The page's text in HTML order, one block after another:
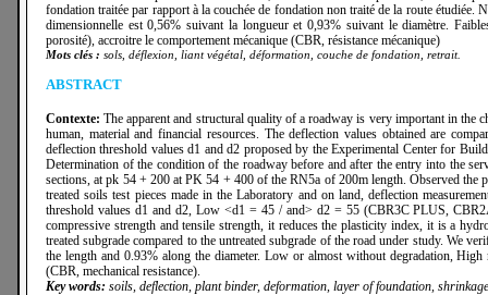
fondation traitée par rapport à la couchée de fondation non traité de la route
dimensionnelle est 0,56% suivant la longueur et 0,93% suivant le diamètre.
porosité), accroitre le comportement mécanique (CBR, résistance mécanique)
Mots clés : sols, déflexion, liant végétal, déformation, couche de fondation, retrait.
ABSTRACT
Contexte: The apparent and structural quality of a roadway is very important in the
human, material and financial resources. The deflection values obtained are
deflection threshold values d1 and d2 proposed by the Experimental Center for
Determination of the condition of the roadway before and after the entry into the
sections, at pk 54 + 200 at PK 54 + 400 of the RN5a of 200m length. Observed
treated soils test pieces made in the Laboratory and on land, deflection
threshold values d1 and d2, Low <d1 = 45 / and> d2 = 55 (CBR3C PLUS,
compressive strength and tensile strength, it reduces the plasticity index, it is a
treated subgrade compared to the untreated subgrade of the road under study. We
the length and 0.93% along the diameter. Low or almost without degradation,
(CBR, mechanical resistance).
Key words: soils, deflection, plant binder, deformation, layer of foundation,